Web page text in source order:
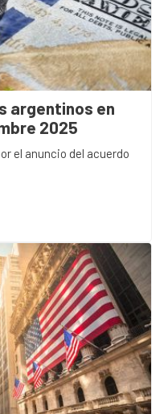
argentinos en
2025
el anuncio del acuerdo